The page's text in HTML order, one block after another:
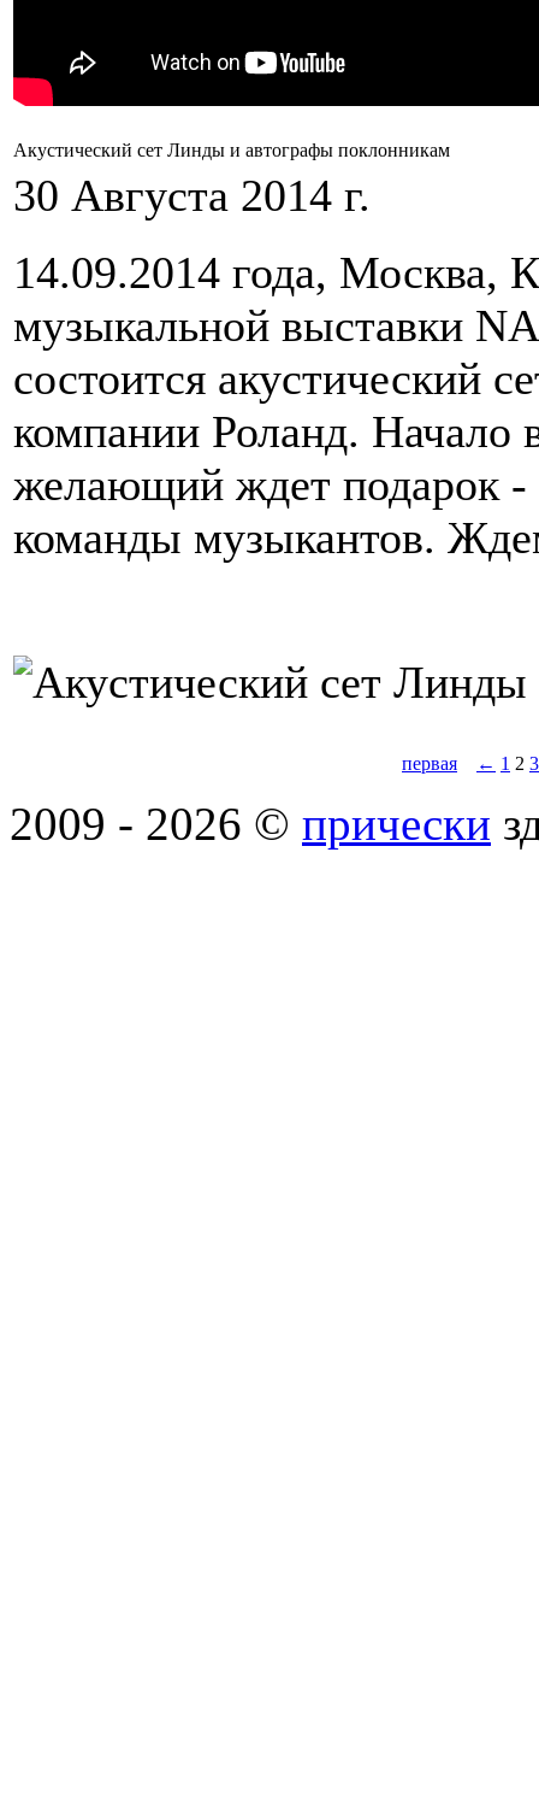
Акустический сет Линды и автографы поклонникам
30 Августа 2014 г.
14.09.2014 года, Москва,
музыкальной выставки
состоится акустический
компании Роланд. Начало
желающий ждет подарок -
команды музыкантов.
первая ← 1 2 3
2009 - 2026 © прически